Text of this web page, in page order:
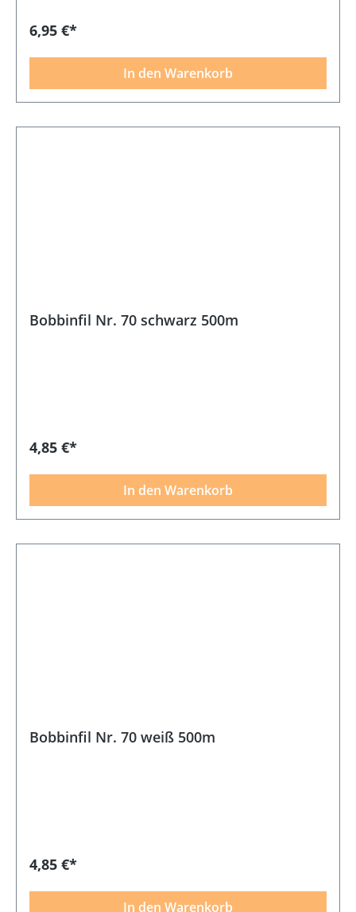
6,95 €*
In den Warenkorb
Bobbinfil Nr. 70 schwarz 500m
4,85 €*
In den Warenkorb
Bobbinfil Nr. 70 weiß 500m
4,85 €*
In den Warenkorb